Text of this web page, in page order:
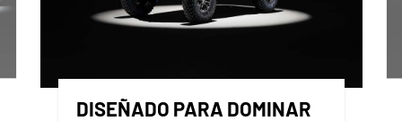
DISEÑADO PARA DOMINAR